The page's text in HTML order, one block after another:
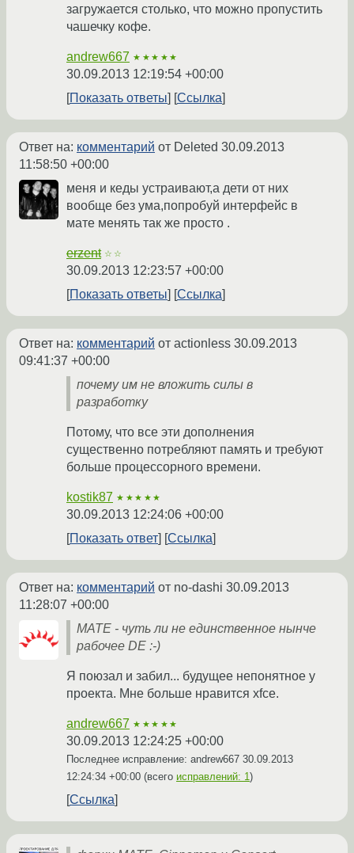
загружается столько, что можно пропустить
чашечку кофе.
andrew667 ★★★★★
30.09.2013 12:19:54 +00:00
Показать ответы
Ссылка
Ответ на: комментарий от Deleted 30.09.2013
11:58:50 +00:00
меня и кеды устраивают,а дети от них
вообще без ума,попробуй интерфейс в
мате менять так же просто .
erzent ☆☆
30.09.2013 12:23:57 +00:00
Показать ответы
Ссылка
Ответ на: комментарий от actionless 30.09.2013
09:41:37 +00:00
почему им не вложить силы в
разработку
Потому, что все эти дополнения
существенно потребляют память и требуют
больше процессорного времени.
kostik87 ★★★★★
30.09.2013 12:24:06 +00:00
Показать ответ
Ссылка
Ответ на: комментарий от no-dashi 30.09.2013
11:28:07 +00:00
MATE - чуть ли не единственное нынче
рабочее DE :-)
Я поюзал и забил... будущее непонятное у
проекта. Мне больше нравится xfce.
andrew667 ★★★★★
30.09.2013 12:24:25 +00:00
Последнее исправление: andrew667 30.09.2013
12:24:34 +00:00 (всего исправлений: 1)
Ссылка